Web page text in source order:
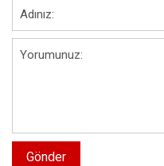
Gönder